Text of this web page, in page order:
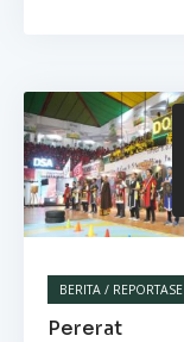
BERITA / REPORTASE
Pererat